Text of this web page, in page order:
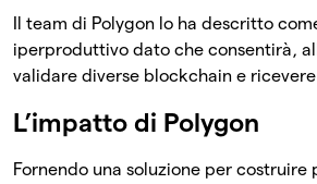
Il team di Polygon lo ha descritto
iperproduttivo dato che consentirà,
validare diverse blockchain e
L’impatto di Polygon
Fornendo una soluzione per